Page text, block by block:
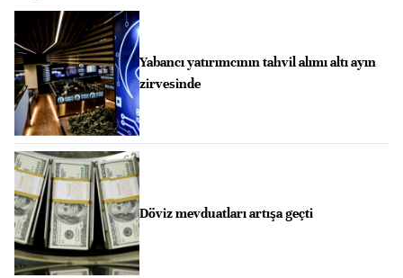
Yabancı yatırımcının tahvil alımı altı ayın
zirvesinde
Döviz mevduatları artışa geçti